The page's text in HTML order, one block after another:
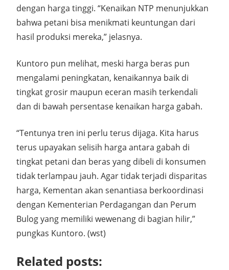
dengan harga tinggi. “Kenaikan NTP menunjukkan
bahwa petani bisa menikmati keuntungan dari
hasil produksi mereka,” jelasnya.
Kuntoro pun melihat, meski harga beras pun
mengalami peningkatan, kenaikannya baik di
tingkat grosir maupun eceran masih terkendali
dan di bawah persentase kenaikan harga gabah.
“Tentunya tren ini perlu terus dijaga. Kita harus
terus upayakan selisih harga antara gabah di
tingkat petani dan beras yang dibeli di konsumen
tidak terlampau jauh. Agar tidak terjadi disparitas
harga, Kementan akan senantiasa berkoordinasi
dengan Kementerian Perdagangan dan Perum
Bulog yang memiliki wewenang di bagian hilir,”
pungkas Kuntoro. (wst)
Related posts: